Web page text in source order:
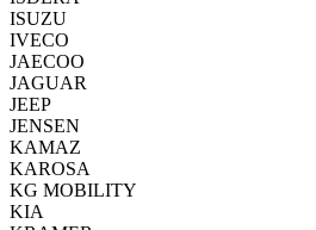
ISUZU
IVECO
JAECOO
JAGUAR
JEEP
JENSEN
KAMAZ
KAROSA
KG MOBILITY
KIA